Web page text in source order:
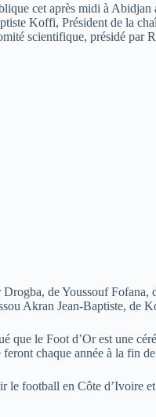
cet après midi à
Koffi, Président de la
scientifique, présidé par
de Youssouf
Akran Jean-Baptiste, de
que le Foot d’Or est une
chaque année à la fin
le football en Côte d’Ivoire